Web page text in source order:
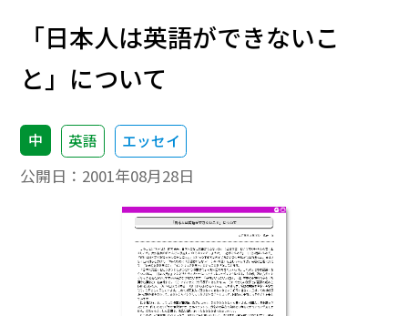
「日本人は英語ができないこ
と」について
中 英語 エッセイ
公開日： 2001年08月28日